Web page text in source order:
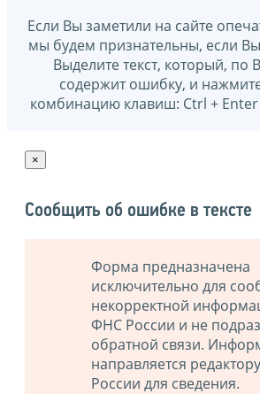
Если Вы заметили на сайте
мы будем признательны, если
Выделите текст, который,
содержит ошибку, и
комбинацию клавиш: Ctrl +
×
Сообщить об ошибке в тексте
Форма предназначена
исключительно для
некорректной
ФНС России и не
обратной связи.
направляется
России для сведения.